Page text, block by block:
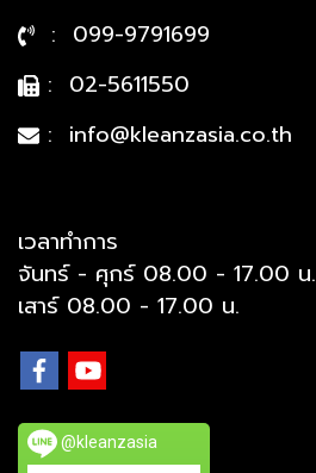
: 099-9791699
: 02-5611550
: info@kleanzasia.co.th
เวลาทำการ
จันทร์ - ศุกร์ 08.00 - 17.00 น.
เสาร์ 08.00 - 17.00 น.
@kleanzasia